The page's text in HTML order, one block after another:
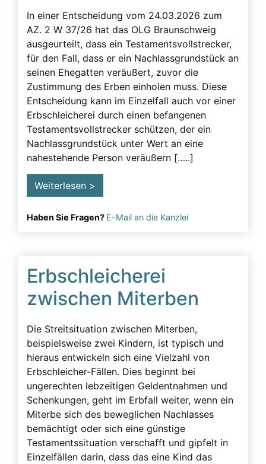
In einer Entscheidung vom 24.03.2026 zum
AZ. 2 W 37/26 hat das OLG Braunschweig
ausgeurteilt, dass ein Testamentsvollstrecker,
für den Fall, dass er ein Nachlassgrundstück an
seinen Ehegatten veräußert, zuvor die
Zustimmung des Erben einholen muss. Diese
Entscheidung kann im Einzelfall auch vor einer
Erbschleicherei durch einen befangenen
Testamentsvollstrecker schützen, der ein
Nachlassgrundstück unter Wert an eine
nahestehende Person veräußern […..]
Weiterlesen >
Haben Sie Fragen? E-Mail an die Kanzlei
Erbschleicherei
zwischen Miterben
Die Streitsituation zwischen Miterben,
beispielsweise zwei Kindern, ist typisch und
hieraus entwickeln sich eine Vielzahl von
Erbschleicher-Fällen. Dies beginnt bei
ungerechten lebzeitigen Geldentnahmen und
Schenkungen, geht im Erbfall weiter, wenn ein
Miterbe sich des beweglichen Nachlasses
bemächtigt oder sich eine günstige
Testamentssituation verschafft und gipfelt in
Einzelfällen darin, dass das eine Kind das